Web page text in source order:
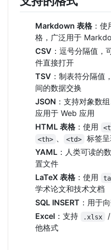
Markdown 表格 ：使
格，广泛用于
CSV ：逗号分隔值
件直接打开
TSV ：制表符分隔值
间的数据交换
JSON ：支持对象数
应用于 Web 应用
HTML 表格 ：使用
<th> 、 <td>
标签
YAML ：人类可读的
置文件
LaTeX 表格 ：使用
学术论文和技术文档
SQL INSERT ：用于
Excel ：支持 .xlsx /
他格式